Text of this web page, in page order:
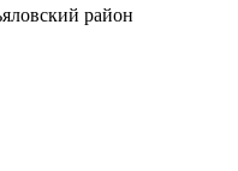
район